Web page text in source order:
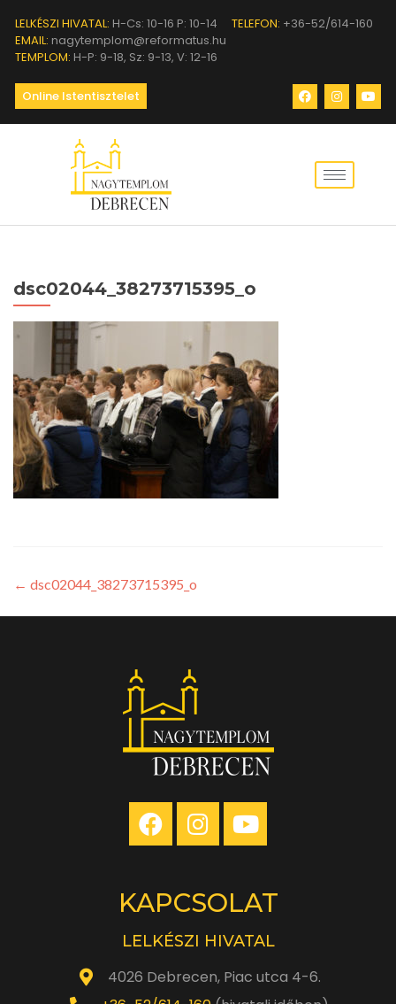
LELKÉSZI HIVATAL: H-Cs: 10-16 P: 10-14 TELEFON: +36-52/614-160
EMAIL: nagytemplom@reformatus.hu
TEMPLOM: H-P: 9-18, Sz: 9-13, V: 12-16
Online Istentisztelet
dsc02044_38273715395_o
← dsc02044_38273715395_o
KAPCSOLAT
LELKÉSZI HIVATAL
4026 Debrecen, Piac utca 4-6.